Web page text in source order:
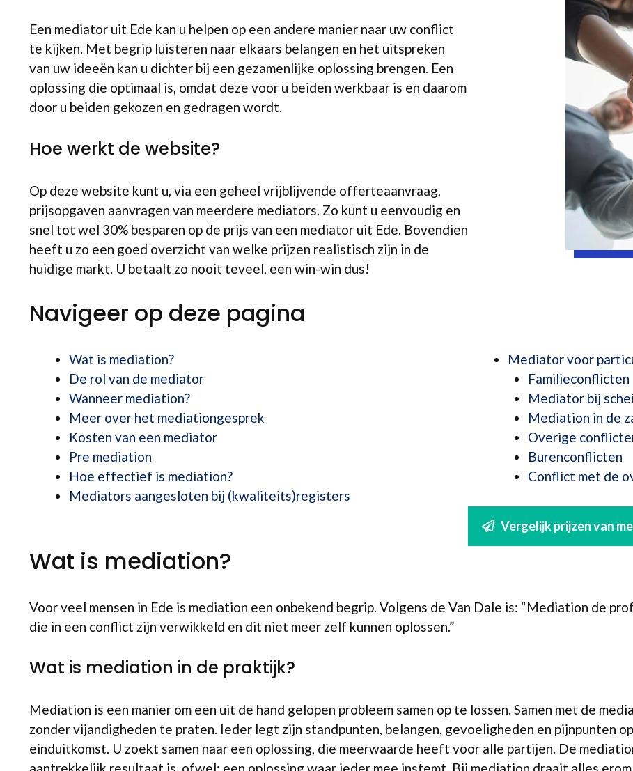
Een mediator uit Ede kan u helpen op een andere manier naar uw conflict
te kijken. Met begrip luisteren naar elkaars belangen en het uitspreken
van uw ideeën kan u dichter bij een gezamenlijke oplossing brengen. Een
oplossing die optimaal is, omdat deze voor u beiden werkbaar is en daarom
door u beiden gekozen en gedragen wordt.
Hoe werkt de website?
Op deze website kunt u, via een geheel vrijblijvende offerteaanvraag,
prijsopgaven aanvragen van meerdere mediators. Zo kunt u eenvoudig en
snel tot wel 30% besparen op de prijs van een mediator uit Ede. Bovendien
heeft u zo een goed overzicht van welke prijzen realistisch zijn in de
huidige markt. U betaalt zo nooit teveel, een win-win dus!
Navigeer op deze pagina
Wat is mediation?
De rol van de mediator
Wanneer mediation?
Meer over het mediationgesprek
Kosten van een mediator
Pre mediation
Hoe effectief is mediation?
Mediators aangesloten bij (kwaliteits)registers
Mediator voor
Familieconflicten
Mediator bij
Mediation in de
Overige
Burenconflicten
Conflict met de
Vergelijk prijzen van
Wat is mediation?
Voor veel mensen in Ede is mediation een onbekend begrip. Volgens de Van Dale is: “Mediation de
die in een conflict zijn verwikkeld en dit niet meer zelf kunnen oplossen.”
Wat is mediation in de praktijk?
Mediation is een manier om een uit de hand gelopen probleem samen op te lossen. Samen met de
zonder vijandigheden te praten. Ieder legt zijn standpunten, belangen, gevoeligheden en pijnpunten
einduitkomst. U zoekt samen naar een oplossing, die meerwaarde heeft voor alle partijen. De